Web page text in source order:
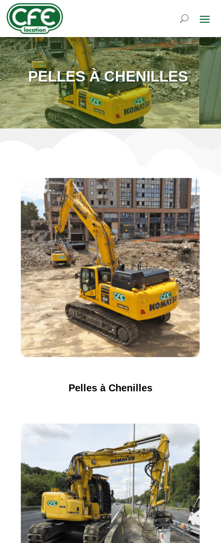
PELLES À CHENILLES
Pelles à Chenilles